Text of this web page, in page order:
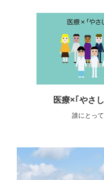
医療×｢やさ
誰にとっ